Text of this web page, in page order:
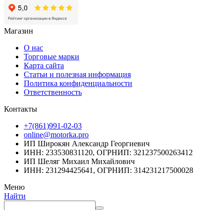
Магазин
О нас
Торговые марки
Карта сайта
Статьи и полезная информация
Политика конфиденциальности
Ответственность
Контакты
+7(861)991-02-03
online@motorka.pro
ИП Широкян Александр Георгиевич
ИНН: 233530831120, ОГРНИП: 321237500263412
ИП Шеляг Михаил Михайлович
ИНН: 231294425641, ОГРНИП: 314231217500028
Меню
Найти